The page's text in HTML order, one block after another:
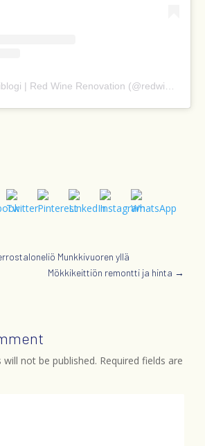
Munkkivuoren yllä
Mökkikeittiön remontti ja hinta →
not be published. Required fields are